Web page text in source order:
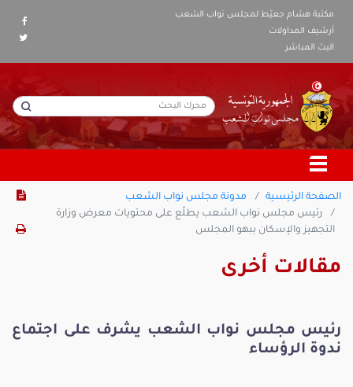
مكتبة هشام جعيّط لمجلس نواب الشعب
أرشيف المداولات
البث المباشر
الصفحة الرئيسية
مدونة مجلس نواب الشعب
رئيس مجلس نواب الشعب يطلّع على محتويات معرض وزارة
التجهيز والإسكان ببهو المجلس
مقالات أخرى
رئيس مجلس نواب الشعب يشرف على اجتماع
ندوة الرؤساء